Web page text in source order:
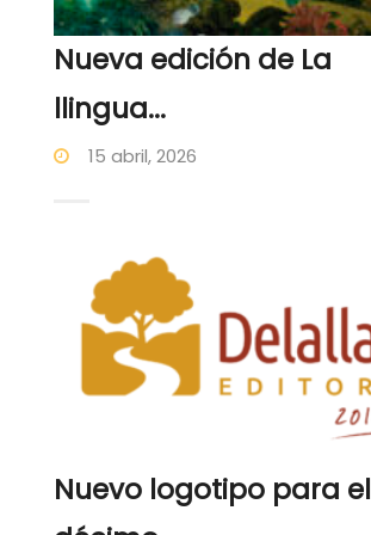
Nueva edición de La
llingua...
15 abril, 2026
Nuevo logotipo para el